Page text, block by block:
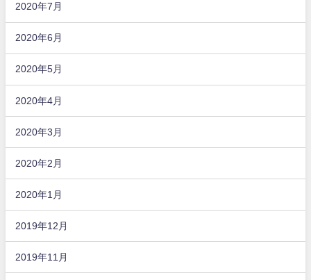
2020年7月
2020年6月
2020年5月
2020年4月
2020年3月
2020年2月
2020年1月
2019年12月
2019年11月